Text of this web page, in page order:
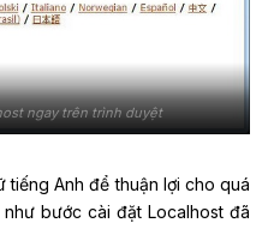
ngay trên trình duyệt
tiếng Anh để thuận lợi cho quá
bước cài đặt Localhost đã